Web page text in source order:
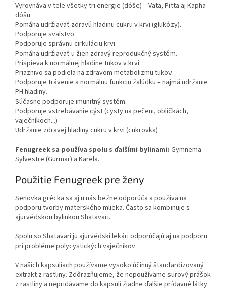
Vyrovnáva v tele všetky tri energie (dóše) – Vata, Pitta aj Kapha
dóšu.
Pomáha udržiavať zdravú hladinu cukru v krvi (glukózy).
Podporuje svalstvo.
Podporuje správnu cirkuláciu krvi.
Pomáha udržiavať u žien zdravý reprodukčný systém.
Prispieva k normálnej hladine tukov v krvi.
Priaznivo sa podiela na zdravom metabolizmu tukov.
Podporuje trávenie a normálnu funkciu žalúdku – najmä udržanie
PH hladiny.
Súčasne podporuje imunitný systém.
Podporuje vstrebávanie cýst (cysty na pečeni, obličkách,
vaječníkoch...)
Udržanie zdravej hladiny cukru v krvi (cukrovka)
Fenugreek sa používa spolu s ďalšími bylinami: Gymnema
Sylvestre (Gurmar) a Karela.
Použitie Fenugreek pre ženy
Senovka grécka sa aj u nás bežne odporúča a používa na
podporu tvorby materského mlieka. Často sa kombinuje s
ajurvédskou bylinkou Shatavari.
Spolu so Shatavari ju ajurvédski lekári odporúčajú aj na podporu
pri probléme polycystických vaječníkov.
V našich kapsuliach používame vysoko účinný štandardizovaný
extrakt z rastliny. Zdôrazňujeme, že nepoužívame surový prášok
z rastliny a nepridávame do kapsulí žiadne ďalšie prídavné látky.